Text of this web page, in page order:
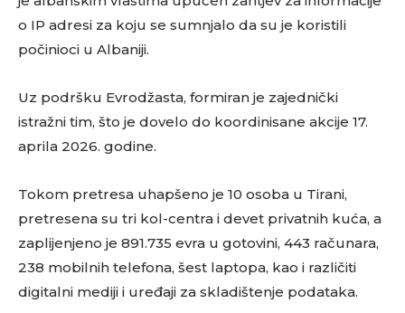
o IP adresi za koju se sumnjalo da su je koristili
počinioci u Albaniji.
Uz podršku Evrodžasta, formiran je zajednički
istražni tim, što je dovelo do koordinisane akcije 17.
aprila 2026. godine.
Tokom pretresa uhapšeno je 10 osoba u Tirani,
pretresena su tri kol-centra i devet privatnih kuća, a
zaplijenjeno je 891.735 evra u gotovini, 443 računara,
238 mobilnih telefona, šest laptopa, kao i različiti
digitalni mediji i uređaji za skladištenje podataka.